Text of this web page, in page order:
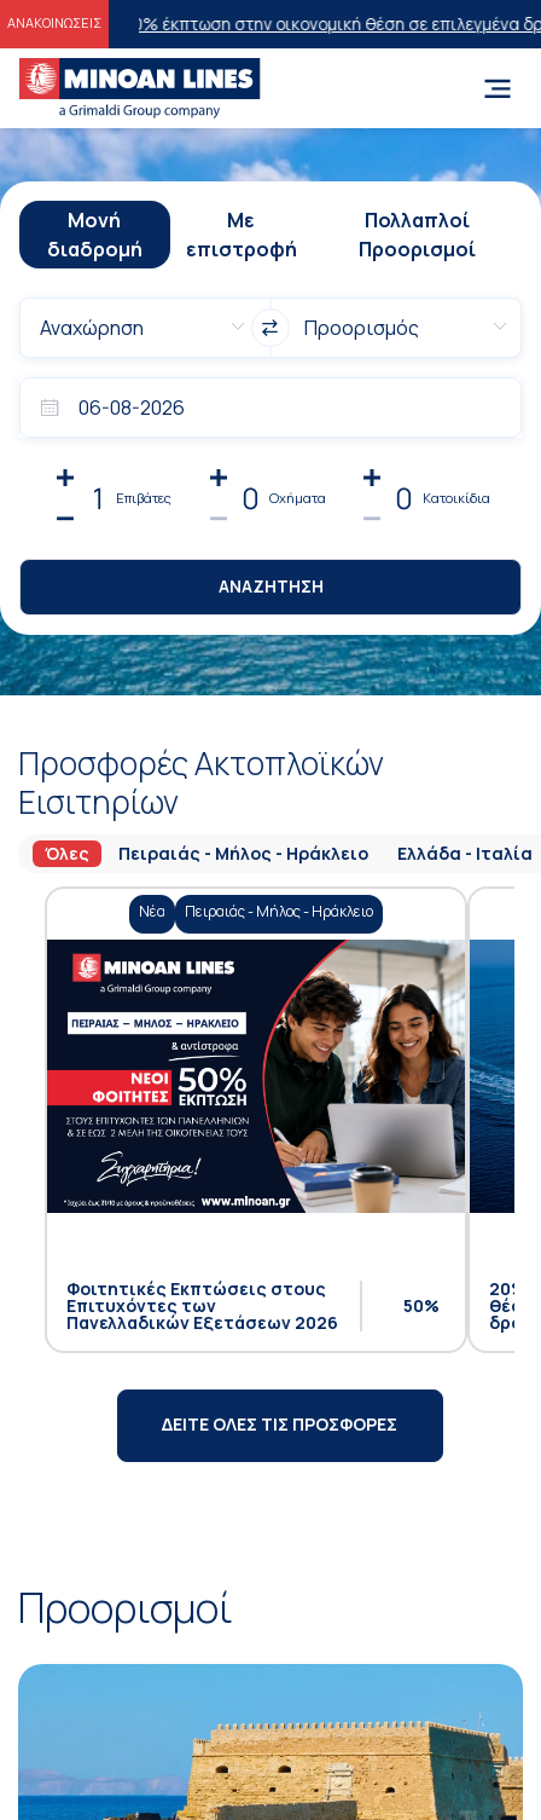
ΑΝΑΚΟΙΝΩΣΕΙΣ
20% έκπτωση στην οικονομική θέση σε επιλεγμένα δρομολόγια
Μονή
διαδρομή
Με
επιστροφή
Πολλαπλοί
Προορισμοί
1 Επιβάτες 0 Οχήματα 0 Κατοικίδια
ΑΝΑΖΗΤΗΣΗ
Προσφορές Ακτοπλοϊκών
Εισιτηρίων
Όλες Πειραιάς - Μήλος - Ηράκλειο Ελλάδα - Ιταλία
Νέα Πειραιάς - Μήλος - Ηράκλειο
Φοιτητικές Εκπτώσεις στους
Επιτυχόντες των
Πανελλαδικών Εξετάσεων 2026
50%
20%
θέση
ΔΕΙΤΕ ΟΛΕΣ ΤΙΣ ΠΡΟΣΦΟΡΕΣ
Προορισμοί